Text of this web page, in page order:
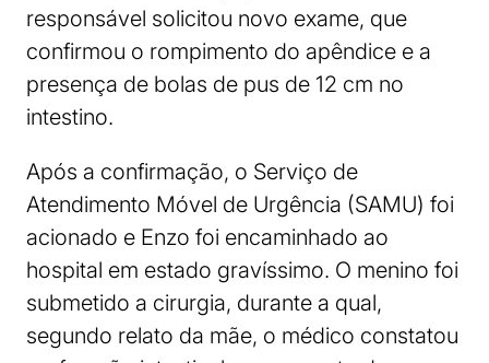
responsável solicitou novo exame, que
confirmou o rompimento do apêndice e a
presença de bolas de pus de 12 cm no
intestino.
Após a confirmação, o Serviço de
Atendimento Móvel de Urgência (SAMU) foi
acionado e Enzo foi encaminhado ao
hospital em estado gravíssimo. O menino foi
submetido a cirurgia, durante a qual,
segundo relato da mãe, o médico constatou